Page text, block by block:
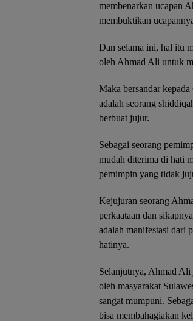
membenarkan ucapan
membuktikan
Dan selama ini, hal itu
oleh Ahmad Ali untuk
Maka bersandar
adalah seorang
berbuat jujur.
Sebagai seorang
mudah diterima di hati
pemimpin yang tidak
Kejujuran seorang
perkaataan dan
adalah manifestasi dari
hatinya.
Selanjutnya, Ahmad
oleh masyarakat
sangat mumpuni.
bisa membahagiakan